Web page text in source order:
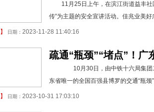
11月25日上午，在滨江街道益丰
传”为主题的安全宣讲活动。佳兆业美好
】 日期： 2023-11-28 11:40:16
疏通“瓶颈”“堵点”！广
10月30日，由中铁十六局集团
东省唯一的全国百强县博罗的交通“瓶颈
】 日期： 2023-10-31 17:03:10